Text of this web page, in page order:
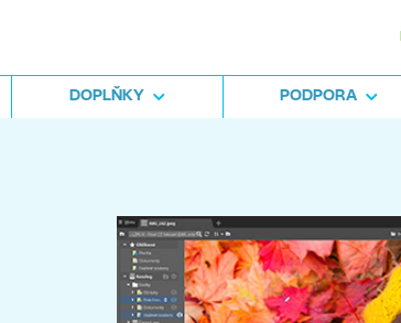
DOPLŇKY PODPORA